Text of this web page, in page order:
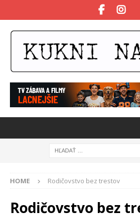
HOME Rodičovstvo bez trestov
Rodičovstvo bez